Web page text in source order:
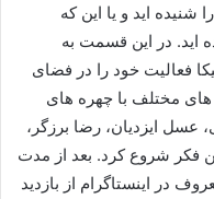
شنیده اید و یا این که
اید. در این قسمت به
فعالیت خود را در فضای
های مختلف با چهره‌ های
عسل ایزدیان، رضا برزگر،
فکر شروع کرد. بعد از مدت
در اینستاگرام از بازدید